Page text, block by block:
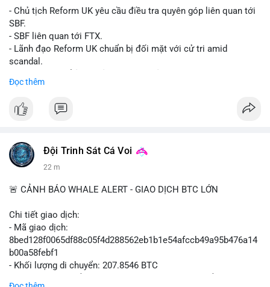
- Chủ tịch Reform UK yêu cầu điều tra quyên góp liên quan tới
SBF.
- SBF liên quan tới FTX.
- Lãnh đạo Reform UK chuẩn bị đối mặt với cử tri amid
scandal.
- Không có thông tin tác động thị trường ngay lập tức.
#vlikevn #titanbot
Đọc thêm
Đội Trinh Sát Cá Voi
22 m
🚨 CẢNH BÁO WHALE ALERT - GIAO DỊCH BTC LỚN
Chi tiết giao dịch:
- Mã giao dịch:
8bed128f0065df88c05f4d288562eb1b1e54afccb49a95b476a14
b00a58febf1
- Khối lượng di chuyển: 207.8546 BTC